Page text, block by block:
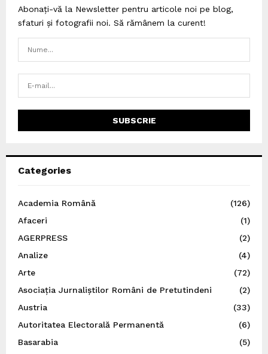
Abonați-vă la Newsletter pentru articole noi pe blog,
sfaturi și fotografii noi. Să rămânem la curent!
Categories
Academia Română
(126)
Afaceri
(1)
AGERPRESS
(2)
Analize
(4)
Arte
(72)
Asociația Jurnaliștilor Români de Pretutindeni
(2)
Austria
(33)
Autoritatea Electorală Permanentă
(6)
Basarabia
(5)